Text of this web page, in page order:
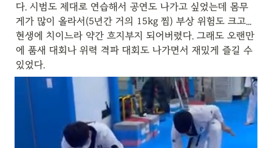
다. 시범도 제대로 연습해서 공연도 나가고 싶었는데 몸무
게가 많이 올라서(5년간 거의 15kg 찜) 부상 위험도 크고...
현생에 치이느라 약간 흐지부지 되어버렸다. 그래도 오랜만
에 품새 대회나 위력 격파 대회도 나가면서 재밌게 즐길 수
있었다.